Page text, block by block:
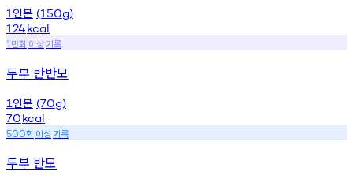
1 인분 (150g)
124kcal
1 만회 이상기록
두부 반반모
1 인분 (70g)
70kcal
500회 이상기록
두부 반모